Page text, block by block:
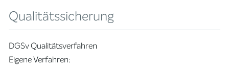
Qualitätssicherung
DGSv Qualitätsverfahren
Eigene Verfahren: